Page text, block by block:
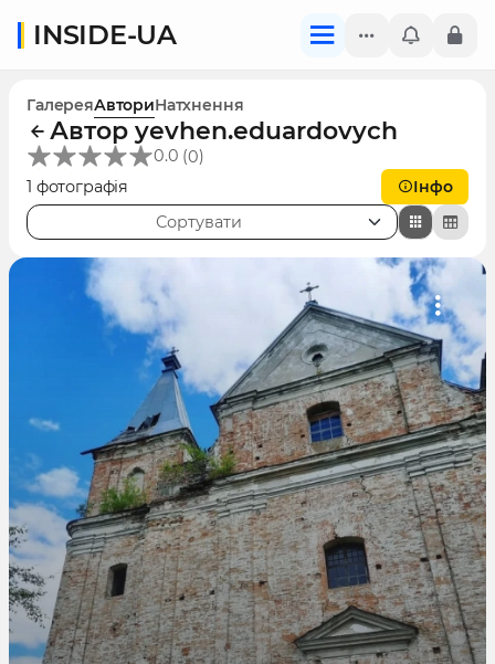
INSIDE-UA
ГалереяАвториНатхнення
Автор yevhen.eduardovych
0.0 (0)
1 фотографія
Інфо
Сортувати